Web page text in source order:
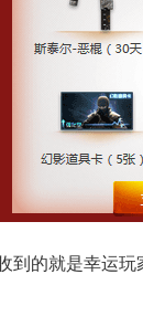
的就是幸运玩